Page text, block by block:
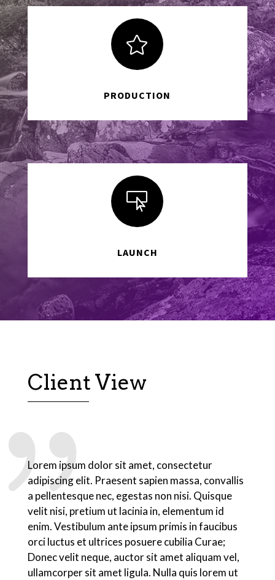

PRODUCTION

LAUNCH
Client View
Lorem ipsum dolor sit amet, consectetur
adipiscing elit. Praesent sapien massa, convallis
a pellentesque nec, egestas non nisi. Quisque
velit nisi, pretium ut lacinia in, elementum id
enim. Vestibulum ante ipsum primis in faucibus
orci luctus et ultrices posuere cubilia Curae;
Donec velit neque, auctor sit amet aliquam vel,
ullamcorper sit amet ligula. Nulla quis lorem ut